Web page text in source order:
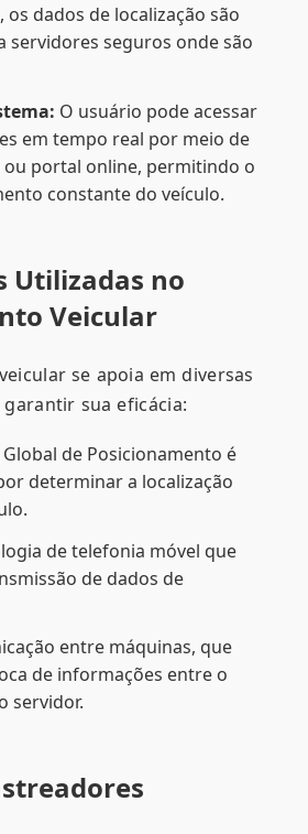
os dados de localização são
servidores seguros onde são
O usuário pode acessar
em tempo real por meio de
ou portal online, permitindo o
constante do veículo.
Utilizadas no
Veicular
se apoia em diversas
sua eficácia:
de Posicionamento é
determinar a localização
de telefonia móvel que
de dados de
entre máquinas, que
de informações entre o
servidor.